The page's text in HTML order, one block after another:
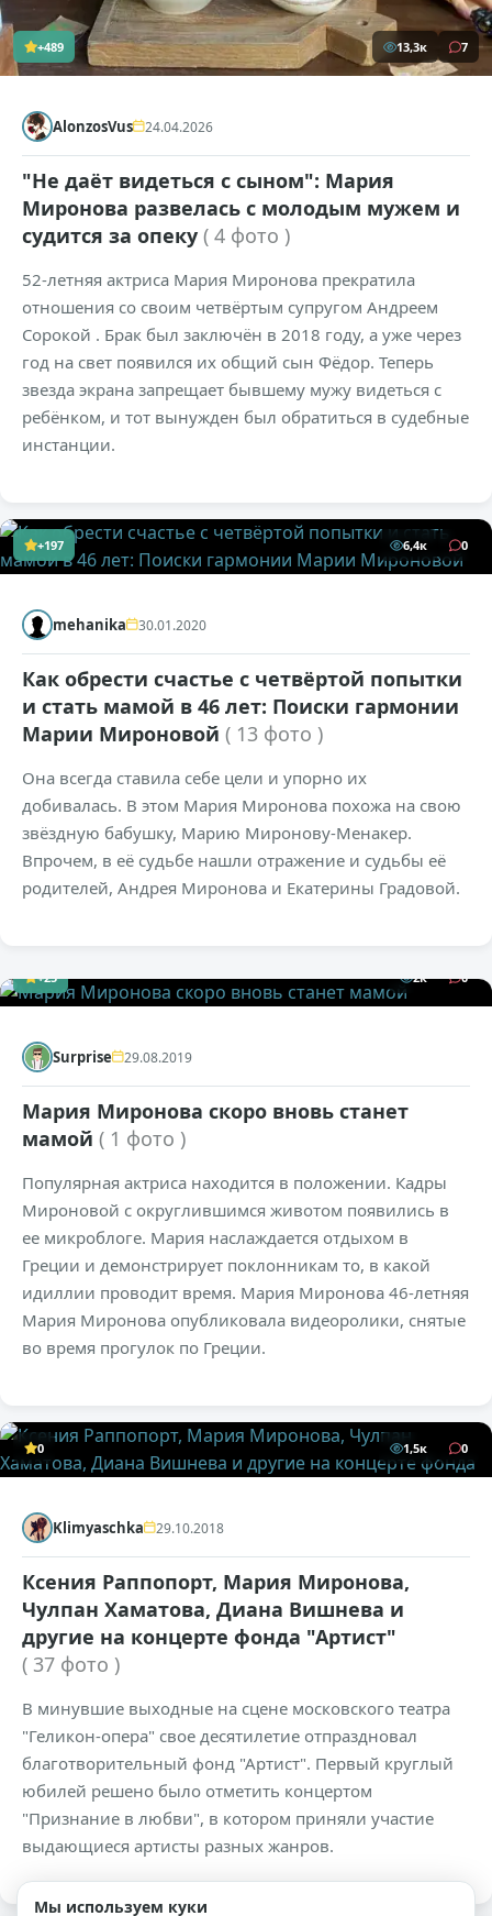
+489 13,3к 7
AlonzosVus 24.04.2026
"Не даёт видеться с сыном": Мария
Миронова развелась с молодым мужем и
судится за опеку ( 4 фото )
52-летняя актриса Мария Миронова прекратила
отношения со своим четвёртым супругом Андреем
Сорокой . Брак был заключён в 2018 году, а уже через
год на свет появился их общий сын Фёдор. Теперь
звезда экрана запрещает бывшему мужу видеться с
ребёнком, и тот вынужден был обратиться в судебные
инстанции.
+197 6,4к 0
mehanika 30.01.2020
Как обрести счастье с четвёртой попытки
и стать мамой в 46 лет: Поиски гармонии
Марии Мироновой ( 13 фото )
Она всегда ставила себе цели и упорно их
добивалась. В этом Мария Миронова похожа на свою
звёздную бабушку, Марию Миронову-Менакер.
Впрочем, в её судьбе нашли отражение и судьбы её
родителей, Андрея Миронова и Екатерины Градовой.
+25 2к 0
Surprise 29.08.2019
Мария Миронова скоро вновь станет
мамой ( 1 фото )
Популярная актриса находится в положении. Кадры
Мироновой с округлившимся животом появились в
ее микроблоге. Мария наслаждается отдыхом в
Греции и демонстрирует поклонникам то, в какой
идиллии проводит время. Мария Миронова 46-летняя
Мария Миронова опубликовала видеоролики, снятые
во время прогулок по Греции.
0 1,5к 0
Klimyaschka 29.10.2018
Ксения Раппопорт, Мария Миронова,
Чулпан Хаматова, Диана Вишнева и
другие на концерте фонда "Артист"
( 37 фото )
В минувшие выходные на сцене московского театра
"Геликон-опера" свое десятилетие отпраздновал
благотворительный фонд "Артист". Первый круглый
юбилей решено было отметить концертом
"Признание в любви", в котором приняли участие
выдающиеся артисты разных жанров.
Мы используем куки